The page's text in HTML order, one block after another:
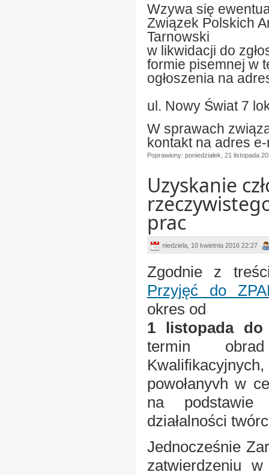
Wzywa się
Związek Polskich
Tarnowski
w likwidacji do
formie pisemnej w
ogłoszenia na
ul. Nowy Świat 7
W sprawach
kontakt na adres
Poprawiony: poniedziałek, 21 listopada
Uzyskanie
prac
niedziela, 10 kwietnia 2016 22:27
Zgodnie z
Przyjęć do
okres od
1 listopada do
termin
Kwalifikacyjnych,
powołanyvh w
na
działalności
Jednocześnie
zatwierdzeniu